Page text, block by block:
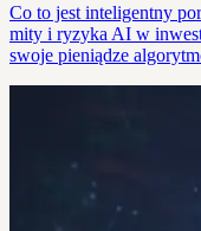
Co to jest inteligentny
mity i ryzyka AI w
swoje pieniądze